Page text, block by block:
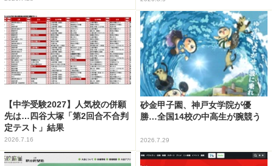
【中学受験2027】人気校の併願
先は…四谷大塚「第2回合不合判
定テスト」結果
2026.7.16
砂金甲子園、神戸女学院が優
勝…全国14校の中高生が腕競う
2026.7.29